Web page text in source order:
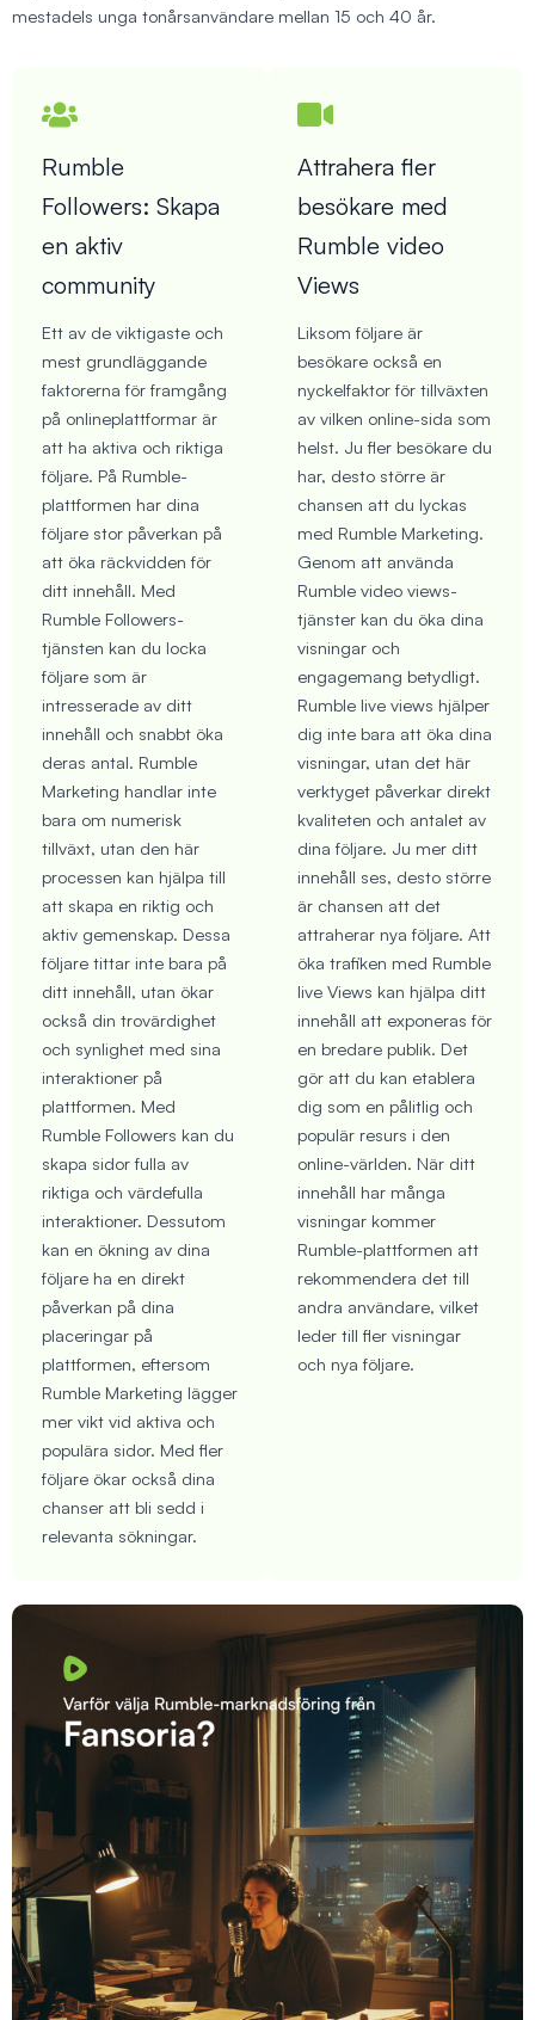
mestadels unga tonårsanvändare mellan 15 och 40 år.
Rumble
Followers: Skapa
en aktiv
community
Ett av de viktigaste och
mest grundläggande
faktorerna för framgång
på onlineplattformar är
att ha aktiva och riktiga
följare. På Rumble-
plattformen har dina
följare stor påverkan på
att öka räckvidden för
ditt innehåll. Med
Rumble Followers-
tjänsten kan du locka
följare som är
intresserade av ditt
innehåll och snabbt öka
deras antal. Rumble
Marketing handlar inte
bara om numerisk
tillväxt, utan den här
processen kan hjälpa till
att skapa en riktig och
aktiv gemenskap. Dessa
följare tittar inte bara på
ditt innehåll, utan ökar
också din trovärdighet
och synlighet med sina
interaktioner på
plattformen. Med
Rumble Followers kan du
skapa sidor fulla av
riktiga och värdefulla
interaktioner. Dessutom
kan en ökning av dina
följare ha en direkt
påverkan på dina
placeringar på
plattformen, eftersom
Rumble Marketing lägger
mer vikt vid aktiva och
populära sidor. Med fler
följare ökar också dina
chanser att bli sedd i
relevanta sökningar.
Attrahera fler
besökare med
Rumble video
Views
Liksom följare är
besökare också en
nyckelfaktor för tillväxten
av vilken online-sida som
helst. Ju fler besökare du
har, desto större är
chansen att du lyckas
med Rumble Marketing.
Genom att använda
Rumble video views-
tjänster kan du öka dina
visningar och
engagemang betydligt.
Rumble live views hjälper
dig inte bara att öka dina
visningar, utan det här
verktyget påverkar direkt
kvaliteten och antalet av
dina följare. Ju mer ditt
innehåll ses, desto större
är chansen att det
attraherar nya följare. Att
öka trafiken med Rumble
live Views kan hjälpa ditt
innehåll att exponeras för
en bredare publik. Det
gör att du kan etablera
dig som en pålitlig och
populär resurs i den
online-världen. När ditt
innehåll har många
visningar kommer
Rumble-plattformen att
rekommendera det till
andra användare, vilket
leder till fler visningar
och nya följare.